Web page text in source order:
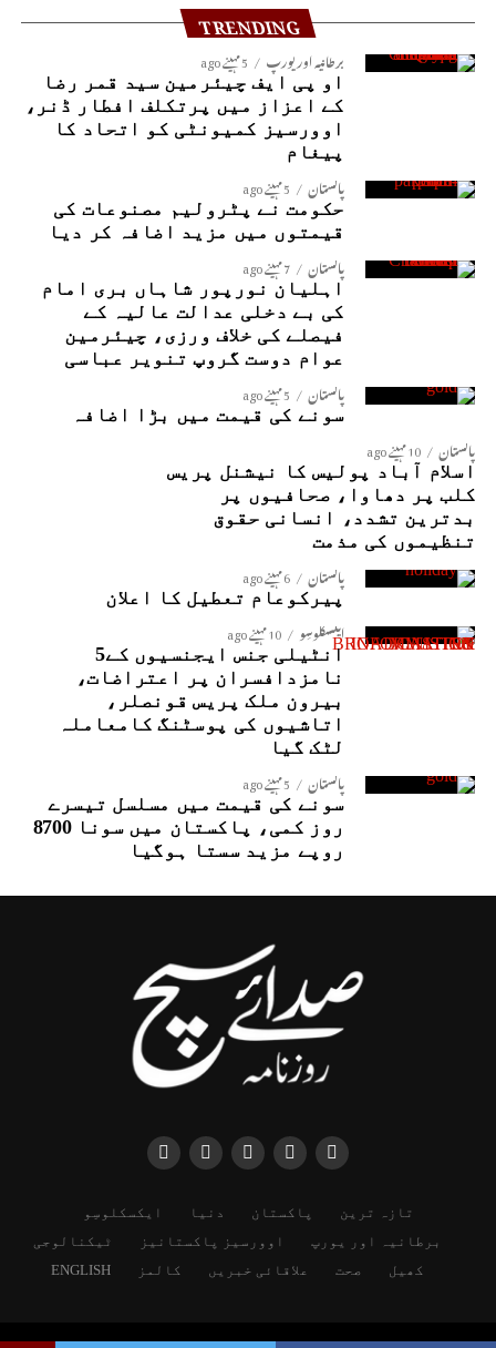
TRENDING
برطانیہ اور یورپ 5 مہینے ago
او پی ایف چیئرمین سید قمر رضا
کے اعزاز میں پرتکلف افطار ڈنر،
اوورسیز کمیونٹی کو اتحاد کا
پیغام
پاکستان 5 مہینے ago
حکومت نے پٹرولیم مصنوعات کی
قیمتوں میں مزید اضافہ کر دیا
پاکستان 7 مہینے ago
اہلیان نورپور شاہاں بری امام
کی بے دخلی عدالت عالیہ کے
فیصلے کی خلاف ورزی، چیئرمین
عوام دوست گروپ تنویر عباسی
پاکستان 5 مہینے ago
سونے کی قیمت میں بڑا اضافہ
پاکستان 10 مہینے ago
اسلام آباد پولیس کا نیشنل پریس
کلب پر دھاوا، صحافیوں پر
بدترین تشدد، انسانی حقوق
تنظیموں کی مذمت
پاکستان 6 مہینے ago
پیرکوعام تعطیل کا اعلان
ایکسکلوسِو 10 مہینے ago
انٹیلی جنس ایجنسیوں کے5
نامزدافسران پر اعتراضات،
بیرون ملک پریس قونصلر،
اتاشیوں کی پوسٹنگ کامعاملہ
لٹک گیا
پاکستان 5 مہینے ago
سونے کی قیمت میں مسلسل تیسرے
روز کمی، پاکستان میں سونا 8700
روپے مزید سستا ہوگیا
تازہ ترین پاکستان دنیا
ایکسکلوسِو
برطانیہ اور یورپ
اوورسیز پاکستانیز
ٹیکنالوجی
کھیل
صحت علاقائی خبریں کالمز ENGLISH